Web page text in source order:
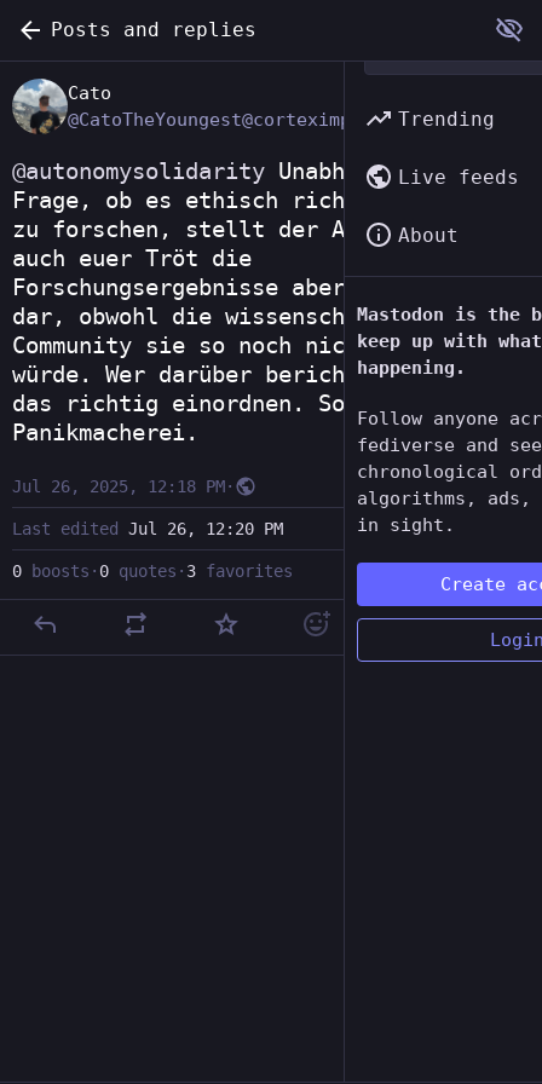
Posts and replies
Cato
@CatoTheYoungest@corteximplant.com
@autonomysolidarity Unabhängig von der
Frage, ob es ethisch richtig ist daran
zu forschen, stellt der Artikel und
auch euer Tröt die
Forschungsergebnisse aber als Fakten
dar, obwohl die wissenschaftliche
Community sie so noch nicht einordnen
würde. Wer darüber berichtet, sollte
das richtig einordnen. So ist das
Panikmacherei.
Jul 26, 2025, 12:18 PM·
Last edited Jul 26, 12:20 PM
0 boosts · 0 quotes · 3 favorites
Trending
Live feeds
About
Mastodon is the
keep up with
happening.
Follow anyone
fediverse and
chronological
algorithms,
in sight.
Create